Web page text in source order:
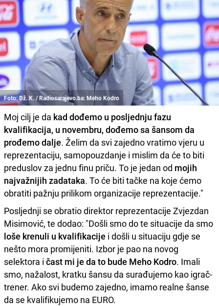
Foto: Dž. K. / Radiosarajevo.ba: Meho Kodro
Moj cilj je da kad dođemo u posljednju fazu
kvalifikacija, u novembru, dođemo sa šansom da
prođemo dalje. Želim da svi zajedno vratimo vjeru u
reprezentaciju, samopouzdanje i mislim da će to biti
preduslov za jednu finu priču. To je jedan od mojih
najvažnijih zadataka. To će biti tačke na koje ćemo
obratiti pažnju prilikom organizacije reprezentacije."
Posljednji se obratio direktor reprezentacije Zvjezdan
Misimović, te dodao: "Došli smo do te situacije da smo
loše krenuli u kvalifikacije i došli u situaciju gdje se
nešto mora promijeniti. Izbor je pao na novog
selektora i čast mi je da to bude Meho Kodro. Imali
smo, nažalost, kratku šansu da surađujemo kao igrač-
trener. Ako svi budemo zajedno, imamo realne šanse
da se kvalifikujemo na EURO.